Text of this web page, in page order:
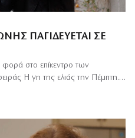
ΠΑΓΙΔΕΎΕΤΑΙ ΣΕ
φορά στο επίκεντρο των
Η γη της ελιάς την Πέμπτη.…